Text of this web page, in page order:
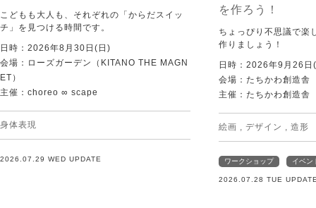
こどもも大人も、それぞれの「からだスイッ
チ」を見つける時間です。
日時：2026年8月30日(日)
会場：ローズガーデン（KITANO THE MAGN
ET）
主催：choreo ∞ scape
身体表現
2026.07.29 WED UPDATE
を作ろう！
ちょっぴり不思議で楽
作りましょう！
日時：2026年9月26日
会場：たちかわ創造舎
主催：たちかわ創造舎
絵画 , デザイン , 造形
ワークショップ イベン
2026.07.28 TUE